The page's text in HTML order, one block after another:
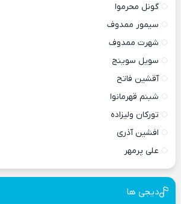
گونل محرموا
سیمور ممدوف
شهرت ممدوف
سویل سوینج
آقشین فاتح
شبنم قهرمانوا
تورکان ولیزاده
افشین آذری
علی پرمهر
دیجی ها